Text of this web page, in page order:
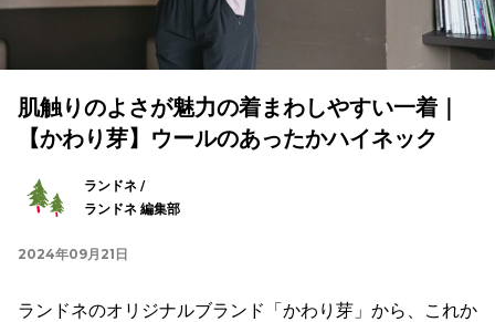
肌触りのよさが魅力の着まわしやすい一着｜
【かわり芽】ウールのあったかハイネック
ランドネ /
ランドネ 編集部
2024年09月21日
ランドネのオリジナルブランド「かわり芽」から、これか